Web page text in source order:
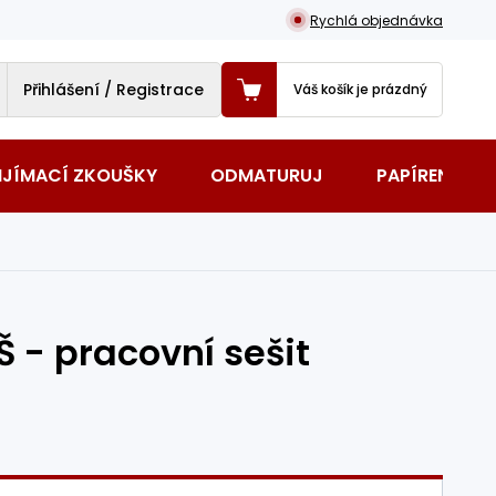
Rychlá objednávka
Přihlášení / Registrace Váš košík je prázdný
ZKOUŠKY ODMATURUJ PAPÍRENSKÉ
- pracovní sešit